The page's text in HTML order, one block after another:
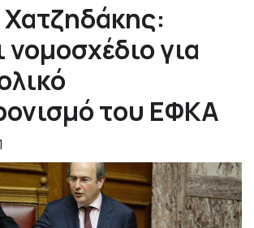
για
του ΕΦΚΑ